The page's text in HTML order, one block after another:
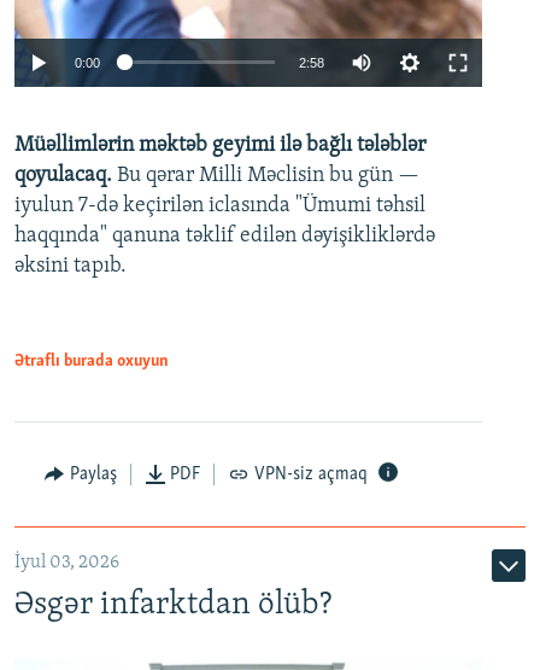
Auto 240p 360p 480p
720p 1080p
0:00 2:58
360p
480p
720p
Müəllimlərin məktəb geyimi ilə bağlı tələblər
qoyulacaq. Bu qərar Milli Məclisin bu gün —
iyulun 7-də keçirilən iclasında "Ümumi təhsil
haqqında" qanuna təklif edilən dəyişikliklərdə
əksini tapıb.
Ətraflı burada oxuyun
Paylaş PDF VPN-siz açmaq
İyul 03, 2026
Əsgər infarktdan ölüb?